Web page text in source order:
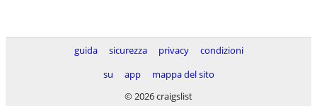
guida sicurezza privacy
condizioni
su
app
mappa del sito
© 2026 craigslist